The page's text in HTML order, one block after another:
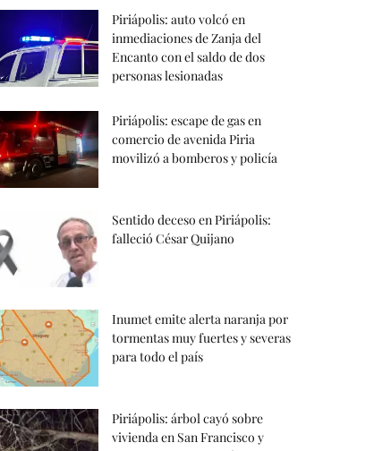
Piriápolis: auto volcó en
inmediaciones de Zanja del
Encanto con el saldo de dos
personas lesionadas
Piriápolis: escape de gas en
comercio de avenida Piria
movilizó a bomberos y policía
Sentido deceso en Piriápolis:
falleció César Quijano
Inumet emite alerta naranja por
tormentas muy fuertes y severas
para todo el país
Piriápolis: árbol cayó sobre
vivienda en San Francisco y